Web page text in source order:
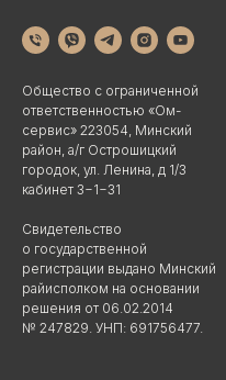
Общество с ограниченной
ответственностью «Ом-
сервис» 223054, Минский
район, а/г Острошицкий
городок, ул. Ленина, д 1/3
кабинет 3−1−31
Свидетельство
о государственной
регистрации выдано Минский
райисполком на основании
решения от 06.02.2014
№ 247829. УНП: 691756477.